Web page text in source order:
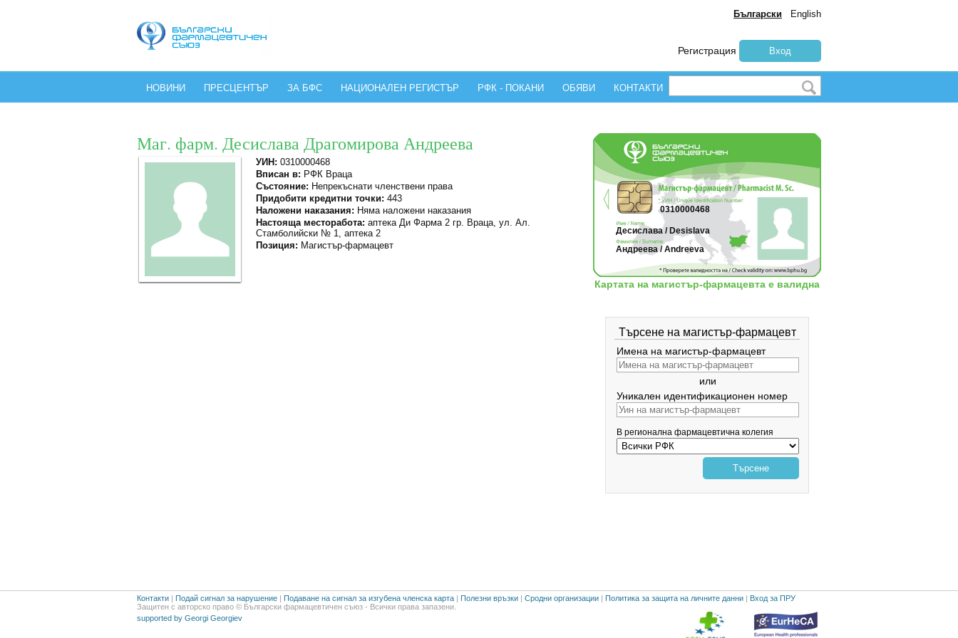
Български English
Регистрация Вход
НОВИНИ ПРЕСЦЕНТЪР ЗА БФС НАЦИОНАЛЕН РЕГИСТЪР РФК - ПОКАНИ ОБЯВИ КОНТАКТИ
Маг. фарм. Десислава Драгомирова Андреева
УИН: 0310000468
Вписан в: РФК Враца
Състояние: Непрекъснати членствени права
Придобити кредитни точки: 443
Наложени наказания: Няма наложени наказания
Настояща месторабота: аптека Ди Фарма 2 гр. Враца, ул. Ал.
Стамболийски № 1, аптека 2
Позиция: Магистър-фармацевт
0310000468
Десислава / Desislava
Андреева / Andreeva
Картата на магистър-фармацевта е валидна
Търсене на магистър-фармацевт
Имена на магистър-фармацевт
или
Уникален идентификационен номер
В регионална фармацевтична колегия
Търсене
Контакти | Подай сигнал за нарушение | Подаване на сигнал за изгубена членска карта | Полезни връзки | Сродни организации | Политика за защита на личните данни | Вход за ПРУ
Защитен с авторско право © Български фармацевтичен съюз - Всички права запазени.
supported by Georgi Georgiev